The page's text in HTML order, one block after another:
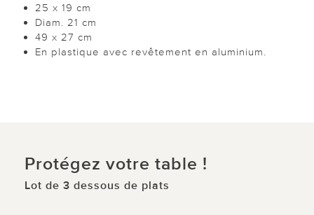
25 x 19 cm
Diam. 21 cm
49 x 27 cm
En plastique avec revêtement en aluminium.
Protégez votre table !
Lot de 3 dessous de plats